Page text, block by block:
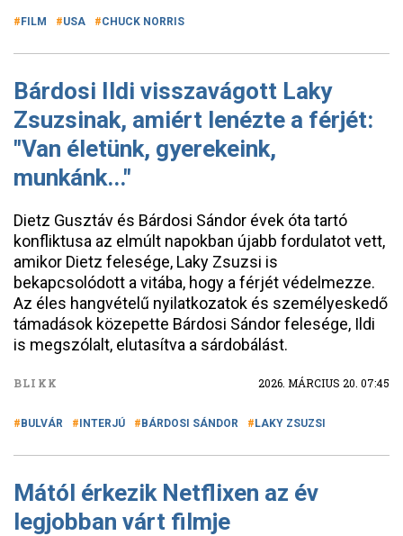
FILM USA CHUCK NORRIS
Bárdosi Ildi visszavágott Laky
Zsuzsinak, amiért lenézte a férjét:
"Van életünk, gyerekeink,
munkánk..."
Dietz Gusztáv és Bárdosi Sándor évek óta tartó
konfliktusa az elmúlt napokban újabb fordulatot vett,
amikor Dietz felesége, Laky Zsuzsi is
bekapcsolódott a vitába, hogy a férjét védelmezze.
Az éles hangvételű nyilatkozatok és személyeskedő
támadások közepette Bárdosi Sándor felesége, Ildi
is megszólalt, elutasítva a sárdobálást.
BLIKK 2026. MÁRCIUS 20. 07:45
BULVÁR INTERJÚ BÁRDOSI SÁNDOR LAKY ZSUZSI
Mától érkezik Netflixen az év
legjobban várt filmje